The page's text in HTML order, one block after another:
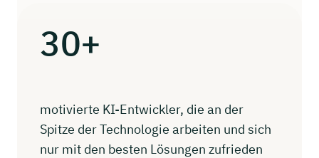
30+
motivierte KI-Entwickler, die an der
Spitze der Technologie arbeiten und sich
nur mit den besten Lösungen zufrieden